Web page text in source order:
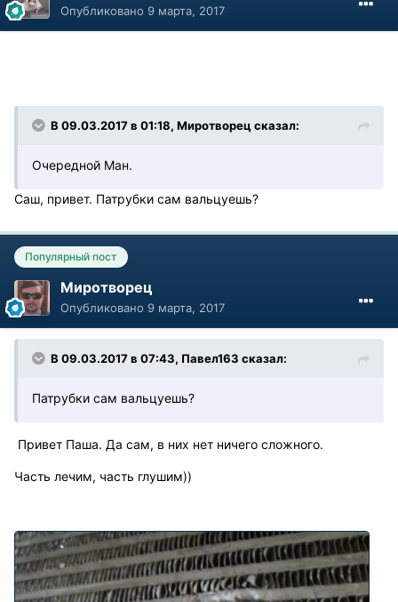
Опубликовано 9 марта, 2017
В 09.03.2017 в 01:18, Миротворец сказал:
Очередной Ман.
Саш, привет. Патрубки сам вальцуешь?
Популярный пост
Миротворец
Опубликовано 9 марта, 2017
В 09.03.2017 в 07:43, Павел163 сказал:
Патрубки сам вальцуешь?
Привет Паша. Да сам, в них нет ничего сложного.
Часть лечим, часть глушим))